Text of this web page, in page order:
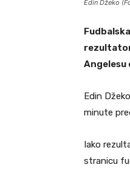
Edin Džeko
Angelesu
Edin
minute
Iako
stranicu